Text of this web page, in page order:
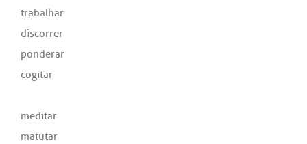
trabalhar
discorrer
ponderar
cogitar
meditar
matutar